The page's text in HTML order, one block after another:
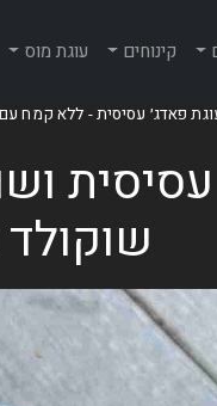
קינוחים עוגת מוס
פאדג׳ עסיסית - ללא קמח עם
עסיסית